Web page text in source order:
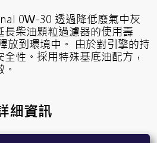
0W-30 透過降低廢氣中灰
長柴油顆粒過濾器的使用壽
放到環境中。 由於對引擎的持
性。採用特殊基底油配方，
細資訊